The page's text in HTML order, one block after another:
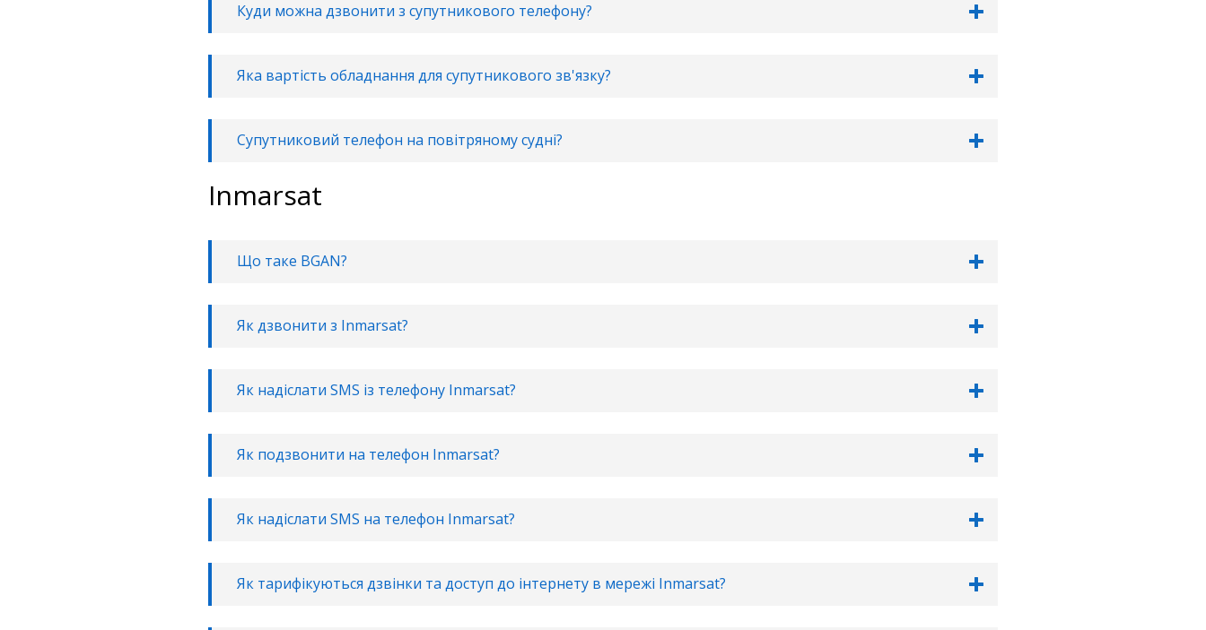
Куди можна дзвонити з супутникового телефону?
Яка вартість обладнання для супутникового зв'язку?
Супутниковий телефон на повітряному судні?
Inmarsat
Що таке BGAN?
Як дзвонити з Inmarsat?
Як надіслати SMS із телефону Inmarsat?
Як подзвонити на телефон Inmarsat?
Як надіслати SMS на телефон Inmarsat?
Як тарифікуються дзвінки та доступ до інтернету в мережі Inmarsat?